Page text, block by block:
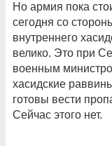
Но армия пока
сегодня со
внутреннего
велико. Это при
военным
хасидские
готовы вести
Сейчас этого нет.